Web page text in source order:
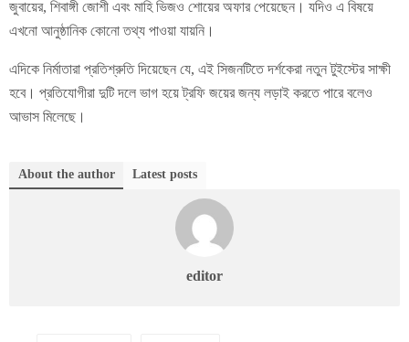
জুবায়ের, শিবাঙ্গী জোশী এবং মাহি ভিজও শোয়ের অফার পেয়েছেন। যদিও এ বিষয়ে
এখনো আনুষ্ঠানিক কোনো তথ্য পাওয়া যায়নি।
এদিকে নির্মাতারা প্রতিশ্রুতি দিয়েছেন যে, এই সিজনটিতে দর্শকেরা নতুন টুইস্টের সাক্ষী
হবে। প্রতিযোগীরা দুটি দলে ভাগ হয়ে ট্রফি জয়ের জন্য লড়াই করতে পারে বলেও
আভাস মিলেছে।
About the author Latest posts
editor